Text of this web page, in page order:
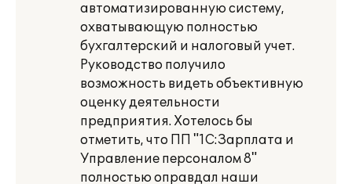
автоматизированную систему,
охватывающую полностью
бухгалтерский и налоговый учет.
Руководство получило
возможность видеть объективную
оценку деятельности
предприятия. Хотелось бы
отметить, что ПП "1С:Зарплата и
Управление персоналом 8"
полностью оправдал наши